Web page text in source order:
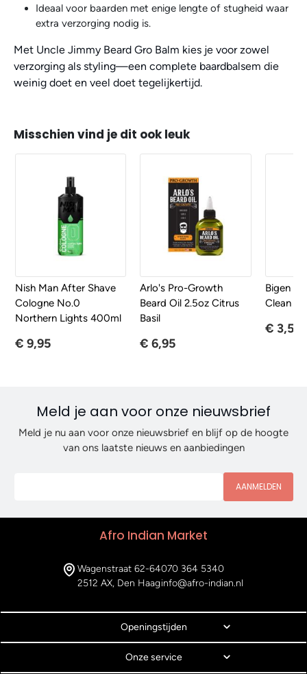
Ideaal voor baarden met enige lengte of stugheid waar
extra verzorging nodig is.
Met Uncle Jimmy Beard Gro Balm kies je voor zowel
verzorging als styling—een complete baardbalsem die
weinig doet en veel doet tegelijkertijd.
Misschien vind je dit ook leuk
Nish Man After Shave
Cologne No.0
Northern Lights 400ml
€ 9,95
Arlo's Pro-Growth
Beard Oil 2.5oz Citrus
Basil
€ 6,95
Bigen
Clean &
€ 3,50
Meld je aan voor onze nieuwsbrief
Meld je nu aan voor onze nieuwsbrief en blijf op de hoogte
van ons laatste nieuws en aanbiedingen
AANMELDEN
Afro Indian Market
Wagenstraat 62-64
2512 AX, Den Haag
070 364 5340
info@afro-indian.nl
Openingstijden
Onze service